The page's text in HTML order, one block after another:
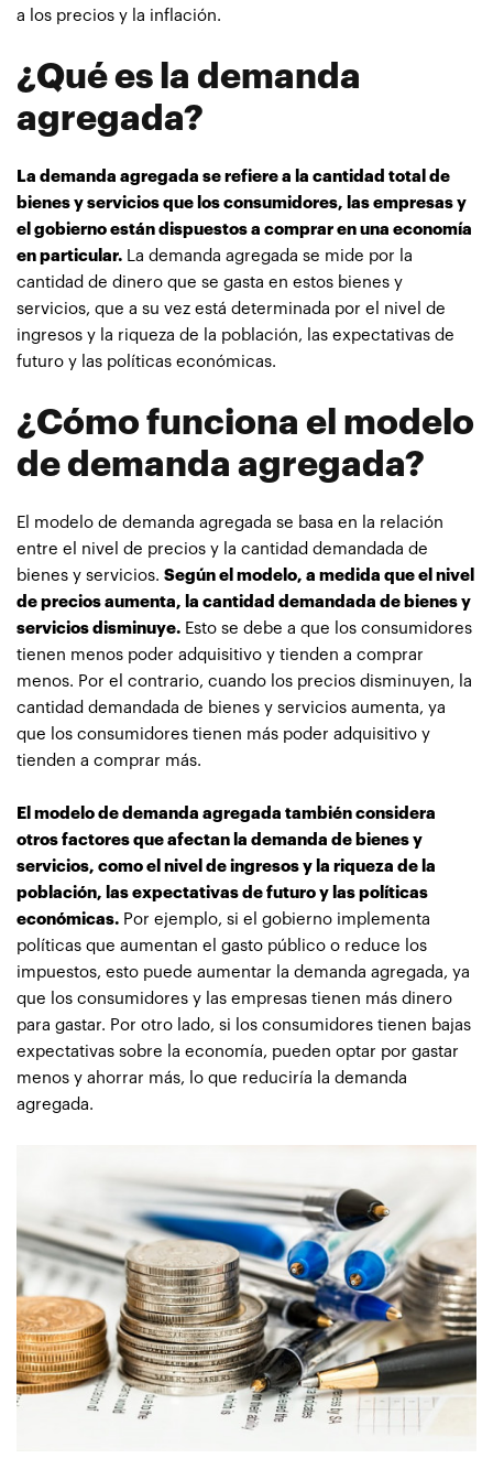
a los precios y la inflación.
¿Qué es la demanda
agregada?
La demanda agregada se refiere a la cantidad total de
bienes y servicios que los consumidores, las empresas y
el gobierno están dispuestos a comprar en una economía
en particular. La demanda agregada se mide por la
cantidad de dinero que se gasta en estos bienes y
servicios, que a su vez está determinada por el nivel de
ingresos y la riqueza de la población, las expectativas de
futuro y las políticas económicas.
¿Cómo funciona el modelo
de demanda agregada?
El modelo de demanda agregada se basa en la relación
entre el nivel de precios y la cantidad demandada de
bienes y servicios. Según el modelo, a medida que el nivel
de precios aumenta, la cantidad demandada de bienes y
servicios disminuye. Esto se debe a que los consumidores
tienen menos poder adquisitivo y tienden a comprar
menos. Por el contrario, cuando los precios disminuyen, la
cantidad demandada de bienes y servicios aumenta, ya
que los consumidores tienen más poder adquisitivo y
tienden a comprar más.
El modelo de demanda agregada también considera
otros factores que afectan la demanda de bienes y
servicios, como el nivel de ingresos y la riqueza de la
población, las expectativas de futuro y las políticas
económicas. Por ejemplo, si el gobierno implementa
políticas que aumentan el gasto público o reduce los
impuestos, esto puede aumentar la demanda agregada, ya
que los consumidores y las empresas tienen más dinero
para gastar. Por otro lado, si los consumidores tienen bajas
expectativas sobre la economía, pueden optar por gastar
menos y ahorrar más, lo que reduciría la demanda
agregada.